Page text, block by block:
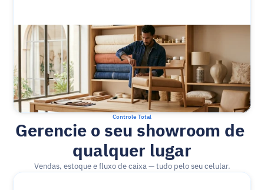
Controle Total
Gerencie o seu showroom de
qualquer lugar
Vendas, estoque e fluxo de caixa — tudo pelo seu celular.